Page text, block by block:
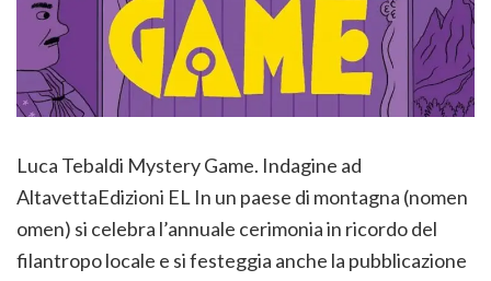
Luca Tebaldi Mystery Game. Indagine ad
AltavettaEdizioni EL In un paese di montagna (nomen
omen) si celebra l’annuale cerimonia in ricordo del
filantropo locale e si festeggia anche la pubblicazione